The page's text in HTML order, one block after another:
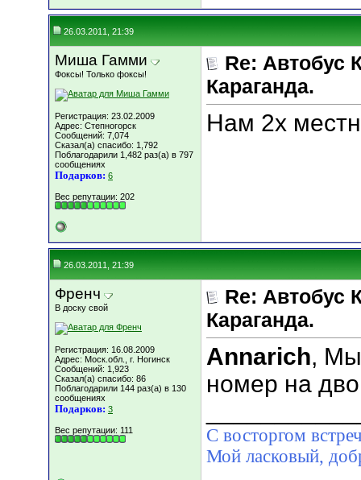
26.03.2011, 21:39
Миша Гамми
Фоксы! Только фоксы!
Регистрация: 23.02.2009
Адрес: Степногорск
Сообщений: 7,074
Сказал(а) спасибо: 1,792
Поблагодарили 1,482 раз(а) в 797
сообщениях
Подарков: 6
Вес репутации: 202
Re: Автобус
Караганда.
Нам 2х
26.03.2011, 21:39
Френч
В доску свой
Регистрация: 16.08.2009
Адрес: Моск.обл., г. Ногинск
Сообщений: 1,923
Сказал(а) спасибо: 86
Поблагодарили 144 раз(а) в 130
сообщениях
Подарков: 3
Вес репутации: 111
Re: Автобус
Караганда.
Annarich, Мы
номер на
С восторгом
Мой ласковый,